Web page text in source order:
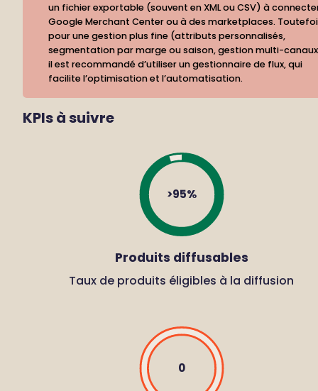
un fichier exportable (souvent en XML ou CSV) à
Google Merchant Center ou à des marketplaces.
pour une gestion plus fine (attributs personnalisés,
segmentation par marge ou saison, gestion multi-
il est recommandé d’utiliser un gestionnaire de flux, qui
facilite l’optimisation et l’automatisation.
KPIs à suivre
>95%
Produits diffusables
Taux de produits éligibles à la diffusion
0